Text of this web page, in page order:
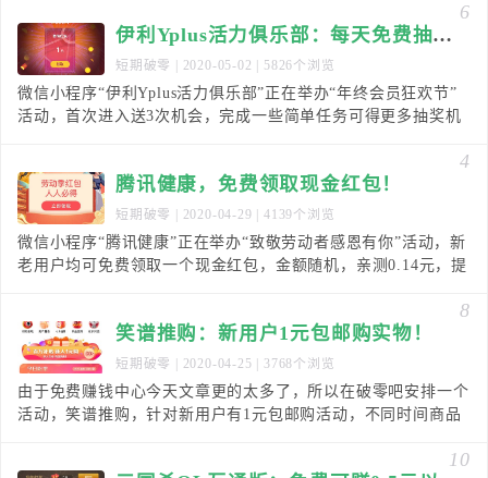
6
伊利Yplus活力俱乐部：每天免费抽奖，可中微信红包！
短期破零 | 2020-05-02 | 5826个浏览
微信小程序“伊利Yplus活力俱乐部”正在举办“年终会员狂欢节”
活动，首次进入送3次机会，完成一些简单任务可得更多抽奖机
4
腾讯健康，免费领取现金红包！
短期破零 | 2020-04-29 | 4139个浏览
微信小程序“腾讯健康”正在举办“致敬劳动者感恩有你”活动，新
老用户均可免费领取一个现金红包，金额随机，亲测0.14元，提
8
笑谱推购：新用户1元包邮购实物！
短期破零 | 2020-04-25 | 3768个浏览
由于免费赚钱中心今天文章更的太多了，所以在破零吧安排一个
活动，笑谱推购，针对新用户有1元包邮购活动，不同时间商品
10